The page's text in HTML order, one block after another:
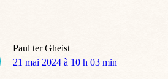
Paul ter Gheist
dit
21 mai 2024 à 10 h 03 min